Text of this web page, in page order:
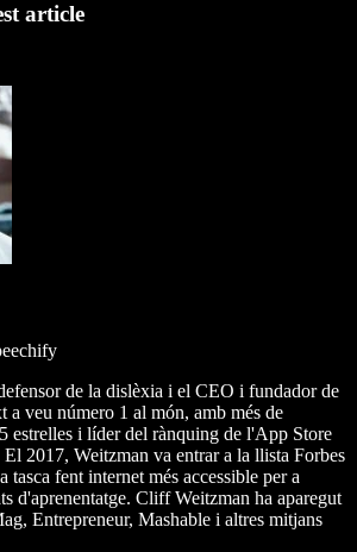
article
de la dislèxia i el CEO i fundador de
a veu número 1 al món, amb més de
estrelles i líder del rànquing de l'App Store
2017, Weitzman va entrar a la llista Forbes
tasca fent internet més accessible per a
d'aprenentatge. Cliff Weitzman ha aparegut
Entrepreneur, Mashable i altres mitjans